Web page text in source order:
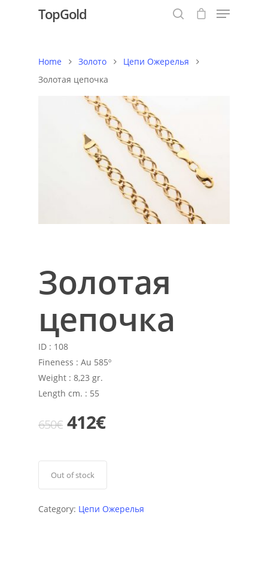
TopGold
Home Золото
Цепи Ожерелья
Золотая цепочка
Золотая
цепочка
ID : 108
Fineness : Au 585º
Weight : 8,23 gr.
Length cm. : 55
650€ Original
was:
650€.
412€Current
is:
Out of stock
Category: Цепи Ожерелья